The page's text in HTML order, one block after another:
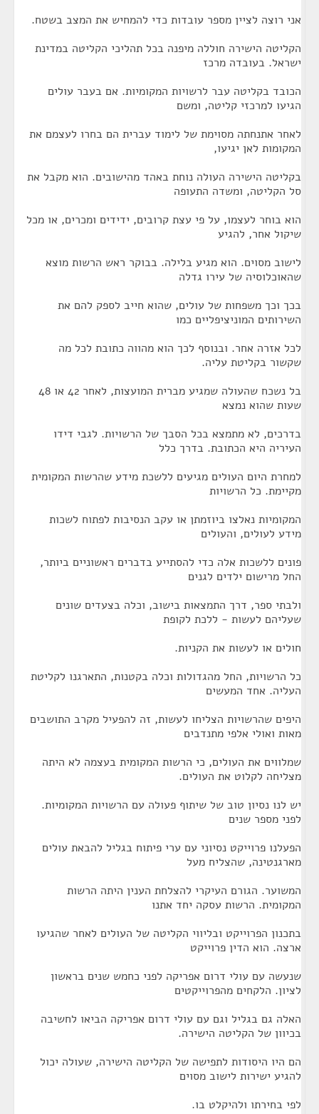
אני רוצה לציין מספר עובדות כדי להמחיש את המצב בשטח.
הקליטה הישירה חוללה מיפנה בכל תהליכי הקליטה במדינת
ישראל. בעובדה מרכז
הכובד בקליטה עבר לרשויות המקומיות. אם בעבר עולים
הגיעו למרכזי קליטה, ומשם
לאחר אתנחתה מסוימת של לימוד עברית הם בחרו לעצמם את
המקומות לאן יגיעו,
בקליטה הישירה העולה נוחת באהד מהישובים. הוא מקבל את
סל הקליטה, ומשדה התעופה
הוא בוחר לעצמו, על פי עצת קרובים, ידידים ומכרים, או מכל
שיקול אחר, להגיע
לישוב מסוים. הוא מגיע בלילה. בבוקר ראש הרשות מוצא
שהאוכלוסיה של עירו גדלה
בכך וכך משפחות של עולים, שהוא חייב לספק להם את
השירותים המוניציפליים כמו
לכל אזרה אחר. ובנוסף לכך הוא מהווה כתובת לכל מה
שקשור בקליטת עליה.
בל נשכח שהעולה שמגיע מברית המועצות, לאחר 42 או 48
שעות שהוא נמצא
בדרכים, לא מתמצא בכל הסבך של הרשויות. לגבי דידו
העיריה היא הכתובת. בדרך כלל
למחרת היום העולים מגיעים ללשכת מידע שהרשות המקומית
מקיימת. כל הרשויות
המקומיות נאלצו ביוזמתן או עקב הנסיבות לפתוח לשכות
מידע לעולים, והעולים
פונים ללשכות אלה כדי להסתייע בדברים ראשוניים ביותר,
החל מרישום ילדים לגנים
ולבתי ספר, דרך התמצאות בישוב, וכלה בצעדים שונים
שעליהם לעשות - ללכת לקופת
חולים או לעשות את הקניות.
כל הרשויות, החל מהגדולות וכלה בקטנות, התארגנו לקליטת
העליה. אחד המעשים
היפים שהרשויות הצליחו לעשות, זה להפעיל מקרב התושבים
מאות ואולי אלפי מתנדבים
שמלווים את העולים, כי הרשות המקומית בעצמה לא היתה
מצליחה לקלוט את העולים.
יש לנו נסיון טוב של שיתוף פעולה עם הרשויות המקומיות.
לפני מספר שנים
הפעלנו פרוייקט נסיוני עם ערי פיתוח בגליל להבאת עולים
מארגנטינה, שהצליח מעל
המשוער. הגורם העיקרי להצלחת הענין היתה הרשות
המקומית. הרשות עסקה יחד אתנו
בתכנון הפרוייקט ובליווי הקליטה של העולים לאחר שהגיעו
ארצה. הוא הדין פרוייקט
שנעשה עם עולי דרום אפריקה לפני כחמש שנים בראשון
לציון. הלקחים מהפרוייקטים
האלה גם בגליל וגם עם עולי דרום אפריקה הביאו לחשיבה
בכיוון של הקליטה הישירה.
הם היו היסודות לתפישה של הקליטה הישירה, שעולה יכול
להגיע ישירות לישוב מסוים
לפי בחירתו ולהיקלט בו.